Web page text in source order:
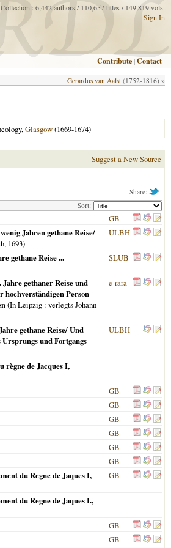
: 6,442 authors / 110,657 titles / 149,819 vols.
Sign In
Contribute |Contact
Gerardus van Aalst (1752-1816) »
Glasgow(1669-1674)
Suggest a New Source
Share:
Sort:
GB
Jahren gethane Reise/
1693)
ULBH
gethane Reise ...
SLUB
gethaner Reise und
hochverständigen Person
(In Leipzig : verlegts Johann
e-rara
gethane Reise/ Und
und Fortgangs
ULBH
règne de Jacques I,
GB
GB
GB
GB
GB
GB
du Regne de Jaques I,
GB
du Regne de Jaques I.,
GB
GB